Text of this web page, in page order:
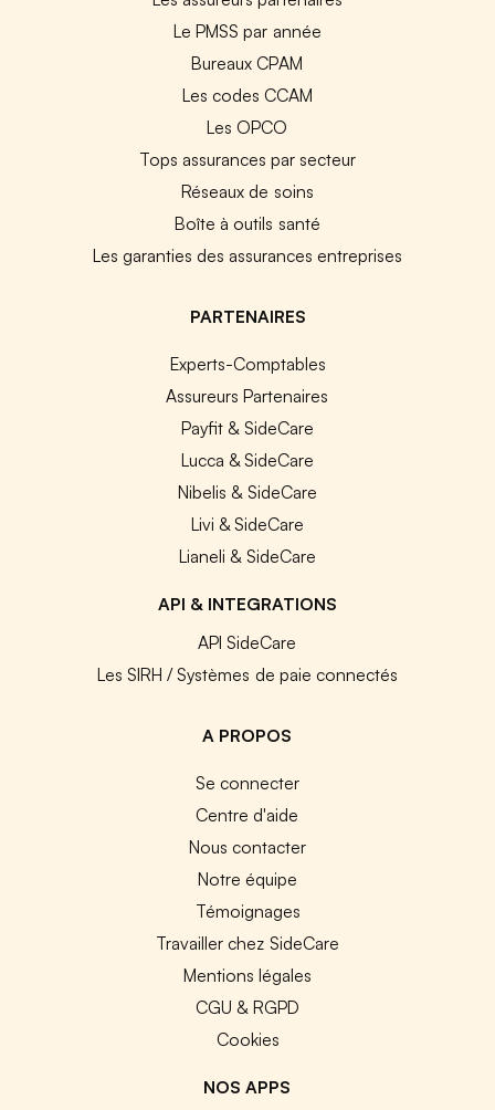
Le PMSS par année
Bureaux CPAM
Les codes CCAM
Les OPCO
Tops assurances par secteur
Réseaux de soins
Boîte à outils santé
Les garanties des assurances entreprises
PARTENAIRES
Experts-Comptables
Assureurs Partenaires
Payfit & SideCare
Lucca & SideCare
Nibelis & SideCare
Livi & SideCare
Lianeli & SideCare
API & INTEGRATIONS
API SideCare
Les SIRH / Systèmes de paie connectés
A PROPOS
Se connecter
Centre d'aide
Nous contacter
Notre équipe
Témoignages
Travailler chez SideCare
Mentions légales
CGU & RGPD
Cookies
NOS APPS